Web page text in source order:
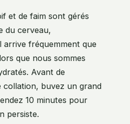
et de faim sont gérés
du cerveau,
arrive fréquemment que
que nous sommes
Avant de
collation, buvez un grand
10 minutes pour
persiste.